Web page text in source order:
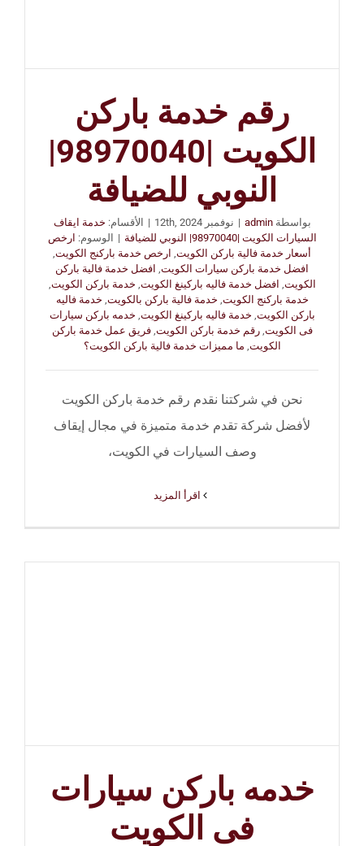
رقم خدمة باركن
الكويت |98970040|
النوبي للضيافة
بواسطةadmin
| نوفمبر 12th, 2024 | الأقسام: خدمة ايقاف
السيارات الكويت |98970040| النوبي للضيافة
| الوسوم: ارخص
أسعار خدمة فالية باركن الكويت ارخص خدمة باركنج الكويت
افضل خدمة باركن سيارات الكويت افضل خدمة فالية باركن
الكويت افضل خدمة فاليه باركينغ الكويت خدمة باركن الكويت
خدمة باركنج الكويت خدمة فالية باركن بالكويت خدمة فاليه
باركن الكويت خدمة فاليه باركينغ الكويت خدمه باركن سيارات
فى الكويت ,رقم خدمة باركن الكويت ,فريق عمل خدمة باركن
الكويت ما مميزات خدمة فالية باركن الكويت؟
نحن في شركتنا نقدم رقم خدمة باركن الكويت
لأفضل شركة تقدم خدمة متميزة في مجال إيقاف
وصف السيارات في الكويت،
خدمه باركن سيارات
فى الكويت